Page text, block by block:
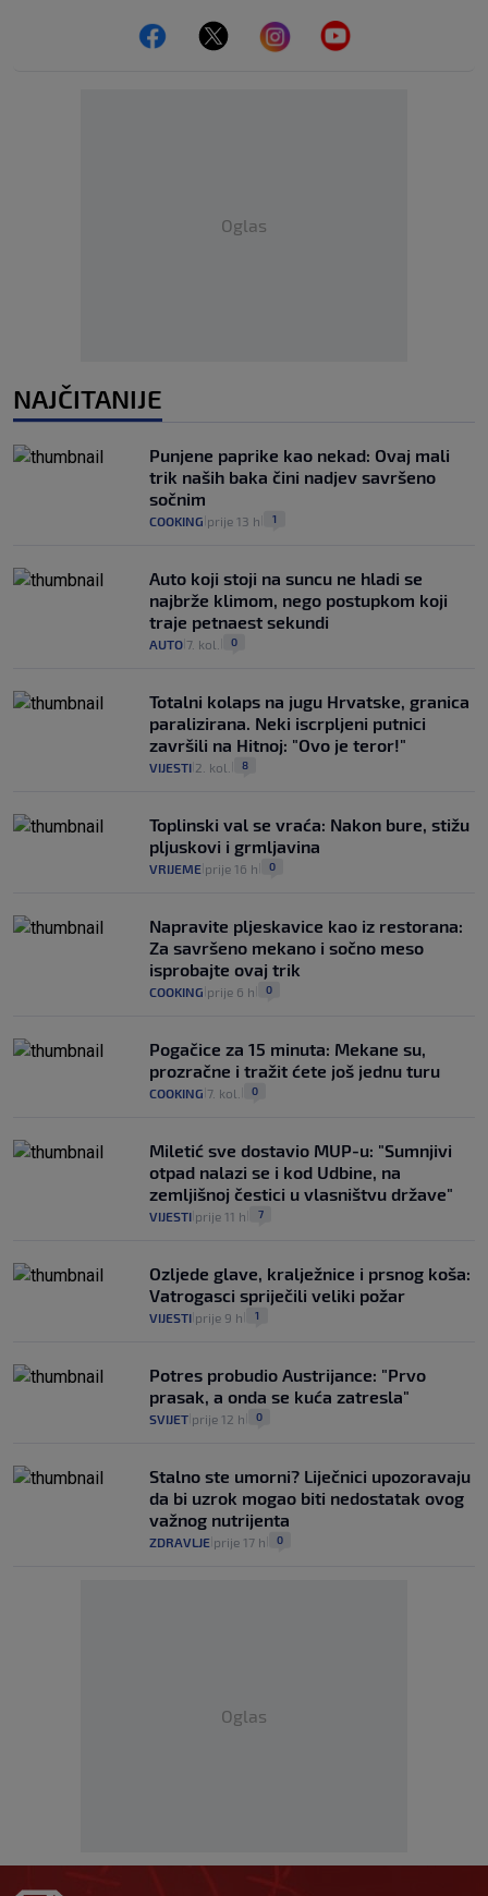
Oglas
NAJČITANIJE
Punjene paprike kao nekad: Ovaj mali
trik naših baka čini nadjev savršeno
sočnim
COOKING prije 13 h 1
Auto koji stoji na suncu ne hladi se
najbrže klimom, nego postupkom koji
traje petnaest sekundi
AUTO 7. kol. 0
Totalni kolaps na jugu Hrvatske, granica
paralizirana. Neki iscrpljeni putnici
završili na Hitnoj: "Ovo je teror!"
VIJESTI 2. kol. 8
Toplinski val se vraća: Nakon bure, stižu
pljuskovi i grmljavina
VRIJEME prije 16 h 0
Napravite pljeskavice kao iz restorana:
Za savršeno mekano i sočno meso
isprobajte ovaj trik
COOKING prije 6 h 0
Pogačice za 15 minuta: Mekane su,
prozračne i tražit ćete još jednu turu
COOKING 7. kol. 0
Miletić sve dostavio MUP-u: "Sumnjivi
otpad nalazi se i kod Udbine, na
zemljišnoj čestici u vlasništvu države"
VIJESTI prije 11 h 7
Ozljede glave, kralježnice i prsnog koša:
Vatrogasci spriječili veliki požar
VIJESTI prije 9 h 1
Potres probudio Austrijance: "Prvo
prasak, a onda se kuća zatresla"
SVIJET prije 12 h 0
Stalno ste umorni? Liječnici upozoravaju
da bi uzrok mogao biti nedostatak ovog
važnog nutrijenta
ZDRAVLJE prije 17 h 0
Oglas